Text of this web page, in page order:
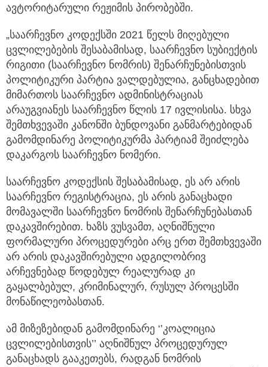
ავტორიტარული რეჟიმის პირობებში.
„საარჩევნო კოდექსში 2021 წელს მიღებული
ცვლილებების შესაბამისად, საარჩევნო სუბიექტის
რიგითი (საარჩევნო ნომრის) შენარჩუნებისთვის
პოლიტიკური პარტია ვალდებულია, განცხადებით
მიმართოს საარჩევნო ადმინისტრაციას
არაუგვიანეს საარჩევნო წლის 17 ივლისისა. სხვა
შემთხვევაში კანონში ბუნდოვანი განმარტებიდან
გამომდინარე პოლიტიკურმა პარტიამ შეიძლება
დაკარგოს საარჩევნო ნომერი.
საარჩევნო კოდექსის შესაბამისად, ეს არ არის
საარჩევნო რეგისტრაცია, ეს არის განაცხადი
მომავალში საარჩევნო ნომრის შენარჩუნებასთან
დაკავშირებით. ხაზს ვუსვამთ, აღნიშნული
ფორმალური პროცედურები არც ერთ შემთხვევაში
არ არის დაკავშირებული ადგილობრივ
არჩევნებად წოდებულ რეალურად კი
გაყალბებულ, კრიმინალურ, რუსულ პროცესში
მონაწილეობასთან.
ამ მიზეზებიდან გამომდინარე ‘’კოალიცია
ცვლილებისთვის’’ აღნიშნულ პროცედურულ
განაცხადს გააკეთებს, რადგან ნომრის